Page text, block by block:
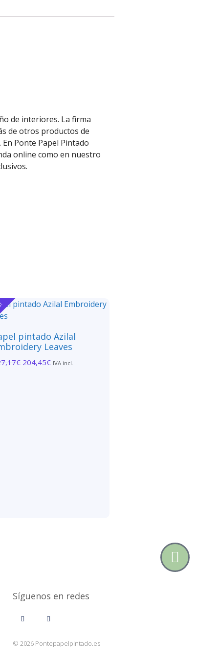
de interiores. La firma
de otros productos de
. En Ponte Papel Pintado
online como en nuestro
pintado Azilal
Leaves
€ 204,45€ IVA incl.
Síguenos en redes
© 2026 Pontepapelpintado.es